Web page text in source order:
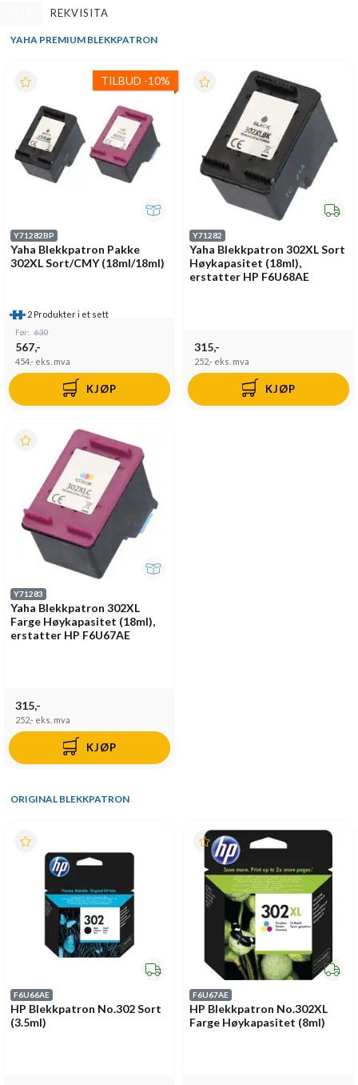
REKVISITA
YAHA PREMIUM BLEKKPATRON
TILBUD -10%
Y71282BP
Yaha Blekkpatron Pakke
302XL Sort/CMY (18ml/18ml)
2 Produkter i et sett
Før: 630
567,-
454,- eks. mva
KJØP
Y71282
Yaha Blekkpatron 302XL Sort
Høykapasitet (18ml),
erstatter HP F6U68AE
315,-
252,- eks. mva
KJØP
Y71283
Yaha Blekkpatron 302XL
Farge Høykapasitet (18ml),
erstatter HP F6U67AE
315,-
252,- eks. mva
KJØP
ORIGINAL BLEKKPATRON
F6U66AE
HP Blekkpatron No.302 Sort
(3.5ml)
F6U67AE
HP Blekkpatron No.302XL
Farge Høykapasitet (8ml)